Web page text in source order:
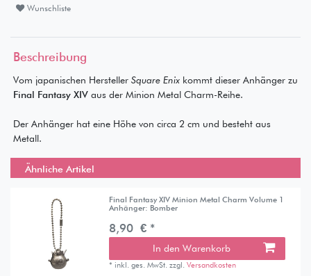
Wunschliste
Beschreibung
Vom japanischen Hersteller Square Enixkommt dieser Anhänger zu
Final Fantasy XIVaus der Minion Metal Charm-Reihe.
Der Anhänger hat eine Höhe von circa 2 cm und besteht aus
Metall.
Ähnliche Artikel
Final Fantasy XIV Minion Metal Charm Volume 1
Anhänger: Bomber
8,90 € *
In den Warenkorb
* inkl. ges. MwSt. zzgl.Versandkosten